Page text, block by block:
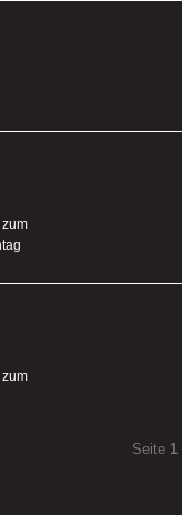
Seite 1